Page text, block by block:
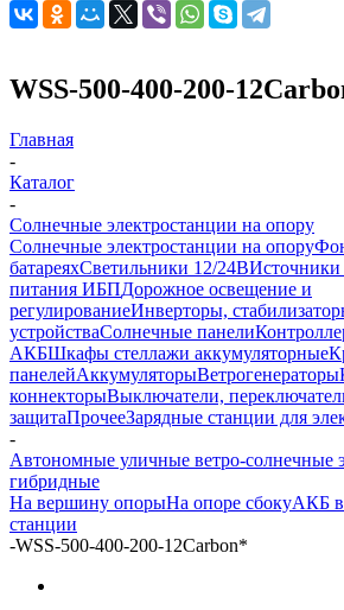
WSS-500-400-200-
Главная
-
Каталог
-
Солнечные электростанции на опору
Солнечные электростанции на опору
батареяхСветильники 12/24ВИсточники
питания ИБПДорожное освещение и
регулированиеИнверторы,
устройстваСолнечные панели
АКБШкафы стеллажи аккумуляторные
панелейАккумуляторыВетрогенераторы
коннекторыВыключатели,
защитаПрочееЗарядные станции для
-
Автономные уличные ветро-солнечные
гибридные
На вершину опорыНа опоре сбокуАКБ в
станции
-WSS-500-400-200-12Carbon*